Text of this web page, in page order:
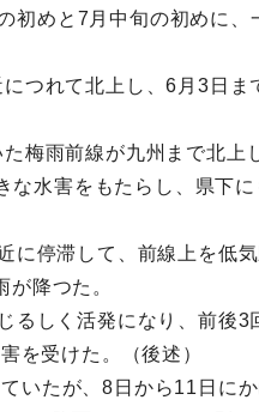
初めと7月中旬の初めに
つれて北上し、6月3日
梅雨前線が九州まで北上
水害をもたらし、県下
停滞して、前線上を低
降つた。
しく活発になり、前後3
を受けた。（後述）
いたが、8日から11日に